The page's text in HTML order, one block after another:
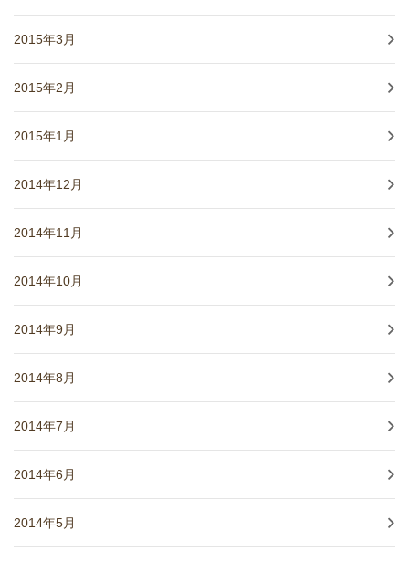
2015年3月
2015年2月
2015年1月
2014年12月
2014年11月
2014年10月
2014年9月
2014年8月
2014年7月
2014年6月
2014年5月